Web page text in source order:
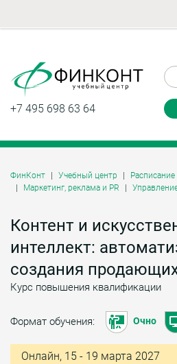
+7 495 698 63 64
ФинКонт Учебный центр
Маркетинг, реклама и PR
Контент и
интеллект:
создания
Курс повышения квалификации
Формат обучения: Очно
Онлайн, 15 - 19 марта 2027
звонок
Даю согласие на
Заказать